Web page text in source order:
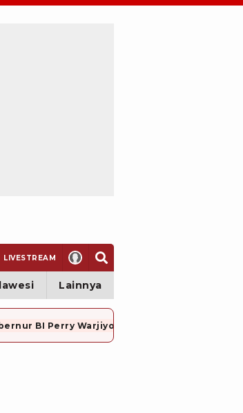
LIVESTREAM
Lainnya
BI Perry Warjiyo Mundur